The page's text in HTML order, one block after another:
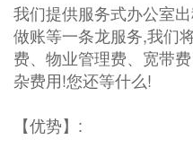
我们提供服务式办公室
做账等一条龙服务,我们
费、物业管理费、宽带
杂费用!您还等什么!
【优势】: